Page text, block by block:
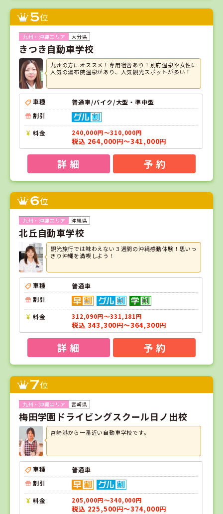
5位
大分県
きつき自動車学校
九州の方にオススメ！専用宿舎あり！別府温泉や女性に
人気の湯布院温泉があり、人気観光スポットが多い！
車種
普通車/バイク/大型・準中型
割引
料金 240,000円～310,000円
税込 264,000円～341,000円
詳 細 予 約
6位
沖縄県
北丘自動車学校
観光旅行では味わえない３週間の沖縄感動体験！思いっ
きり沖縄を満喫しよう！
車種
普通車
割引
料金 312,090円～331,181円
税込 343,300円～364,300円
詳 細 予 約
7位
宮崎県
梅田学園ドライビングスクール日ノ出校
宮崎港から一番近い自動車学校です。
車種
普通車
割引
料金 205,000円～340,000円
税込 225,500円～374,000円